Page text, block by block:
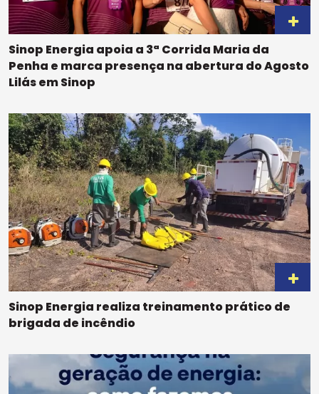
Sinop Energia apoia a 3ª Corrida Maria da
Penha e marca presença na abertura do Agosto
Lilás em Sinop
Sinop Energia realiza treinamento prático de
brigada de incêndio